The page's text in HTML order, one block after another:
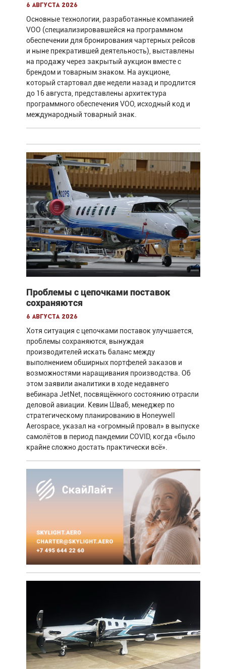
6 августа 2026
Основные технологии, разработанные компанией
VOO (специализировавшейся на программном
обеспечении для бронирования чартерных рейсов
и ныне прекратившей деятельность), выставлены
на продажу через закрытый аукцион вместе с
брендом и товарным знаком. На аукционе,
который стартовал две недели назад и продлится
до 16 августа, представлены архитектура
программного обеспечения VOO, исходный код и
международный товарный знак.
Проблемы с цепочками поставок
сохраняются
6 августа 2026
Хотя ситуация с цепочками поставок улучшается,
проблемы сохраняются, вынуждая
производителей искать баланс между
выполнением обширных портфелей заказов и
возможностями наращивания производства. Об
этом заявили аналитики в ходе недавнего
вебинара JetNet, посвящённого состоянию отрасли
деловой авиации. Кевин Шваб, менеджер по
стратегическому планированию в Honeywell
Aerospace, указал на «огромный провал» в выпуске
самолётов в период пандемии COVID, когда «было
крайне сложно достать практически всё».